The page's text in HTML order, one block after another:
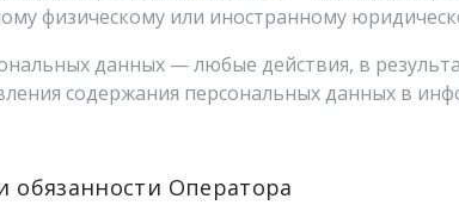
физическому или иностранному
данных — любые действия, в
содержания персональных данных в
обязанности Оператора